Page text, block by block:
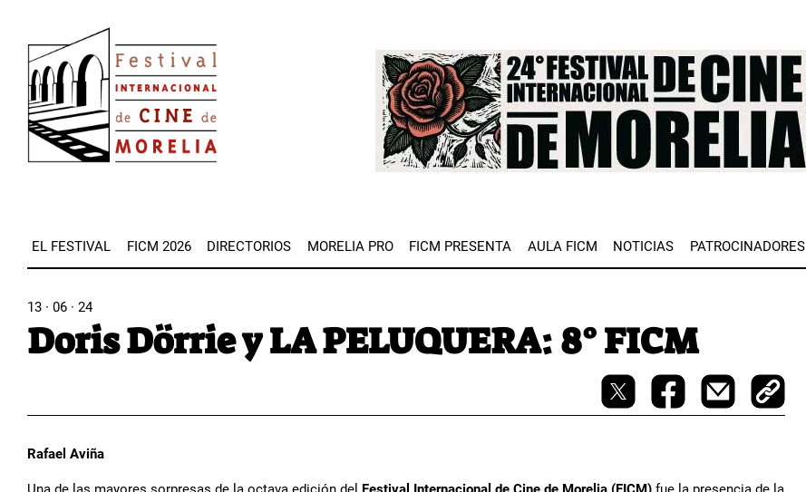
contenido
principal
Image
EL FESTIVAL FICM 2026 DIRECTORIOS MORELIA PRO FICM PRESENTA AULA FICM NOTICIAS PATROCINADORES
13 · 06 · 24
Doris Dörrie y LA PELUQUERA: 8° FICM
Rafael Aviña